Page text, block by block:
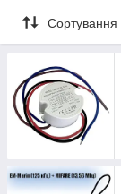
Сортування